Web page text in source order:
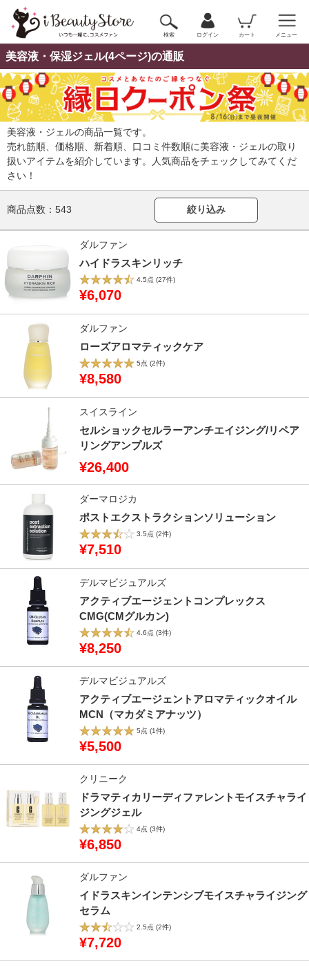
検索 ログイン カート メニュー
美容液・保湿ジェル(4ページ)の通販
美容液・ジェルの商品一覧です。
売れ筋順、価格順、新着順、口コミ件数順に美容液・ジェルの取り
扱いアイテムを紹介しています。人気商品をチェックしてみてくだ
さい！
商品点数： 543 絞り込み
ダルファン
ハイドラスキンリッチ
4.5点 (27件)
¥6,070
ダルファン
ローズアロマティックケア
5点 (2件)
¥8,580
スイスライン
セルショックセルラーアンチエイジング/リペア
リングアンプルズ
¥26,400
ダーマロジカ
ポストエクストラクションソリューション
3.5点 (2件)
¥7,510
デルマビジュアルズ
アクティブエージェントコンプレックス
CMG(CMグルカン)
4.6点 (3件)
¥8,250
デルマビジュアルズ
アクティブエージェントアロマティックオイル
MCN（マカダミアナッツ）
5点 (1件)
¥5,500
クリニーク
ドラマティカリーディファレントモイスチャライ
ジングジェル
4点 (3件)
¥6,850
ダルファン
イドラスキンインテンシブモイスチャライジング
セラム
2.5点 (2件)
¥7,720